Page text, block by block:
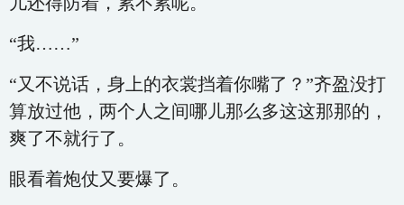
“我……”
“又不说话，身上的衣裳挡着你嘴了？”齐盈没打
算放过他，两个人之间哪儿那么多这这那那的，
爽了不就行了。
眼看着炮仗又要爆了。